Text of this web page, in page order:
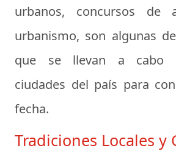
urbanos, concursos de
urbanismo, son algunas
que se llevan a cabo
ciudades del país para
fecha.
Tradiciones Locales y